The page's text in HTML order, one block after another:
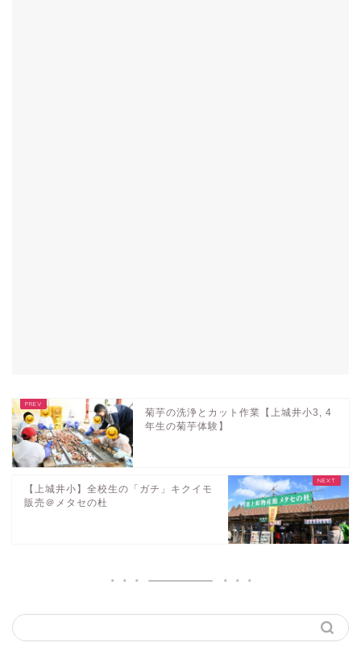
菊芋の洗浄とカット作業【上城井小3, 4
年生の菊芋体験】
【上城井小】全校生の「ガチ」キクイモ
販売＠メタセの杜